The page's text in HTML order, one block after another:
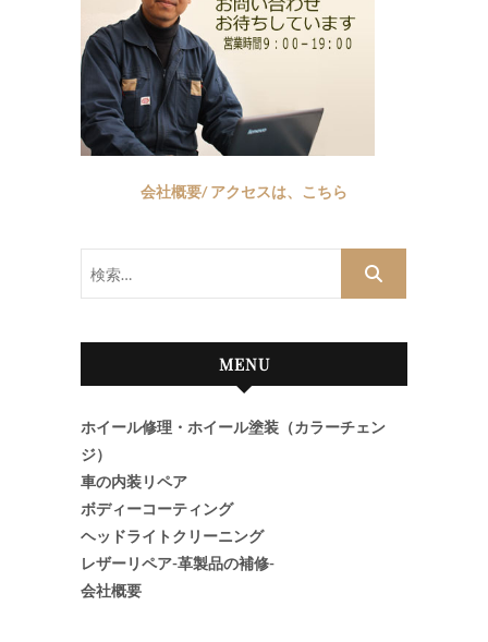
会社概要/ アクセスは、こちら
MENU
ホイール修理・ホイール塗装（カラーチェン
ジ）
車の内装リペア
ボディーコーティング
ヘッドライトクリーニング
レザーリペア-革製品の補修-
会社概要